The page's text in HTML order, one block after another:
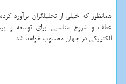
عطف و شروع مناسبی برای توسعه و
الكتریكی در جهان محسوب خواهد شد.